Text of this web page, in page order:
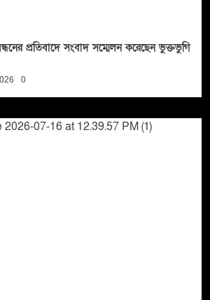
প্রতিবাদে সংবাদ সম্মেলন করেছেন ভুক্তভুগি
0